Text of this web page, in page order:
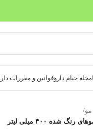
مجله خیام داروقوانین و مقررات
/
۴۰۰ میلی لیتر